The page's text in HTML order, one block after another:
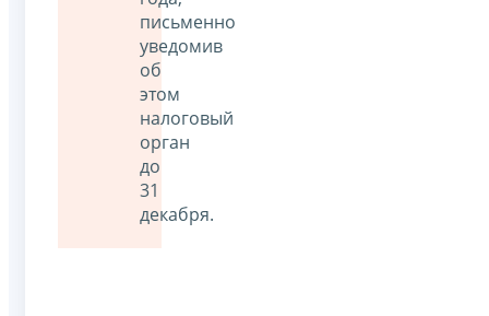
письменно
уведомив
об
этом
налоговый
орган
до
31
декабря.